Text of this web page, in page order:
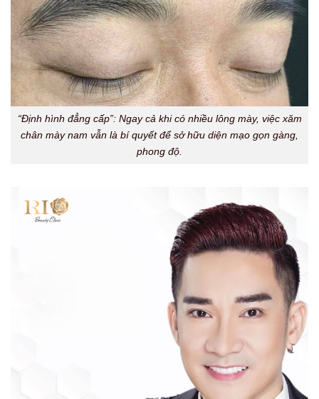
“Định hình đẳng cấp”: Ngay cả khi có nhiều lông mày, việc xăm
chân mày nam vẫn là bí quyết để sở hữu diện mạo gọn gàng,
phong độ.